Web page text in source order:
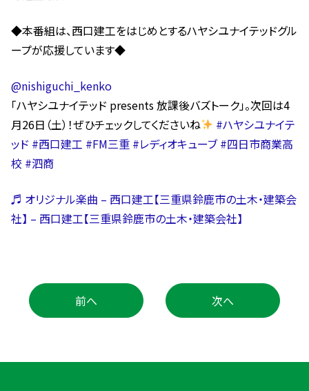
◆本番組は、西口建工をはじめとするハヤシユナイテッドグル
ープが応援しています◆
@nishiguchi_kenko
「ハヤシユナイテッド presents 放課後バズトーク」。次回は4
月26日（土）！ぜひチェックしてくださいね
#ハヤシユナイテ
ッド #西口建工 #FM三重 #レディオキューブ #四日市商業高
校 #泗商
♬ オリジナル楽曲 – 西口建工【三重県鈴鹿市の土木・建築会
社】 – 西口建工【三重県鈴鹿市の土木・建築会社】
前へ 次へ